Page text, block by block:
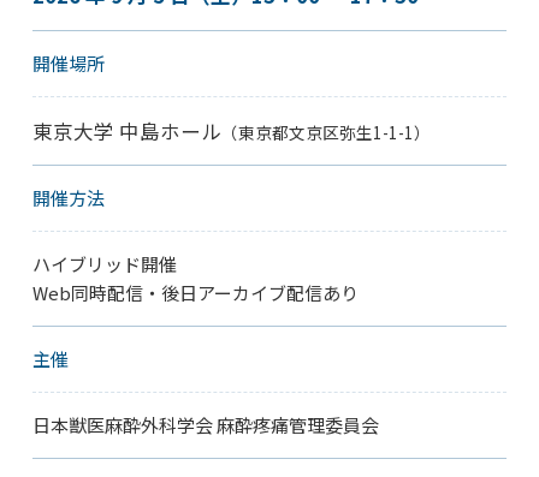
開催場所
東京大学 中島ホール （東京都文京区弥生1-1-1）
開催方法
ハイブリッド開催
Web同時配信・後日アーカイブ配信あり
主催
日本獣医麻酔外科学会 麻酔疼痛管理委員会